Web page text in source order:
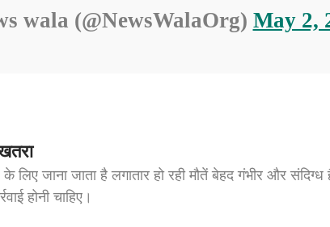
wala (@NewsWalaOrg) May 2,
लिए जाना जाता है लगातार हो रही मौतें बेहद गंभीर और संदिग्ध
होनी चाहिए।